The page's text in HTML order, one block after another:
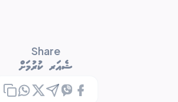
Share
ޝެއަރ ކުރުމަށް